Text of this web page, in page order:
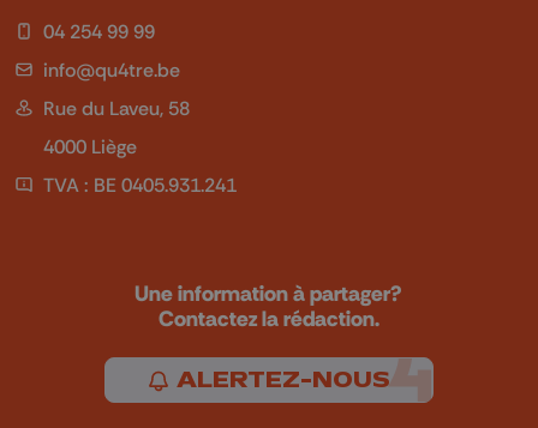
04 254 99 99
info@qu4tre.be
Rue du Laveu, 58
4000 Liège
TVA : BE 0405.931.241
Une information à partager?
Contactez la rédaction.
ALERTEZ-NOUS